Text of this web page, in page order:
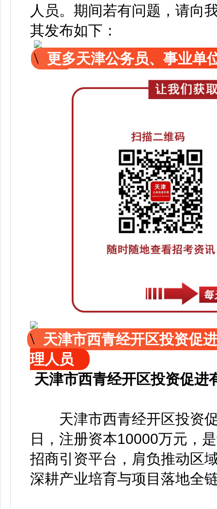
人员。 期间若有问题，请向
其发布如下：
更多天津公务员、事业单
天津市西青经开区投资促
理人员
天津市西青经开区投资促进
天津市西青经开区投资促
日，注册资本10000万元，
招商引资平台，肩负推动区
深耕产业培育与项目落地全